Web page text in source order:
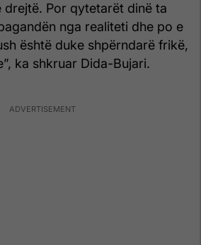
drejtë. Por qytetarët dinë ta
nga realiteti dhe po e
është duke shpërndarë frikë,
ka shkruar Dida-Bujari.